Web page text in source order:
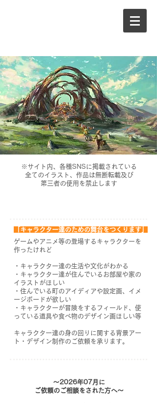
※サイト内、各種SNSに掲載されている
全てのイラスト、作品は無断転載及び
​第三者の使用を禁止します
「キャラクター達のための舞台をつくります」
ゲームやアニメ等の登場するキャラクターを
作ったけれど
・キャラクター達の生活や文化がわかる
・キャラクター達が住んでいるお部屋や家の
イラストがほしい
・住んでいる町のアイディアや設定画、イメ
ージボードが欲しい
・キャラクターが冒険をするフィールド、使
って いる道具や食べ物のデザイン画ほしい等
キャラクター達の身の回りに関する背景アー
ト・デザイン制作のご依頼を承ります。
～2026年07月に
ご依頼のご相談をされた方へ～